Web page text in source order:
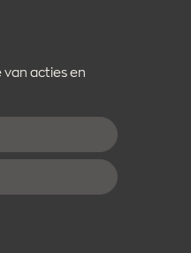
van acties en